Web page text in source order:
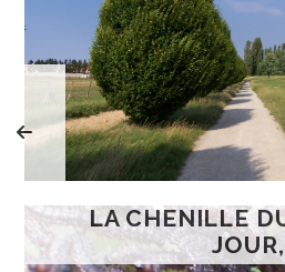
LA CHENILLE
JOUR,